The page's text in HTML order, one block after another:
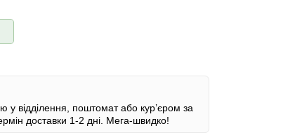
відділення, поштомат або кур’єром за
доставки 1-2 дні. Мега-швидко!